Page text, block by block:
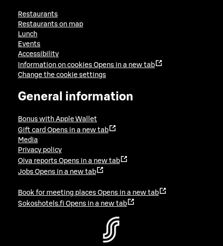
Restaurants
Restaurants on map
Lunch
Events
Accessibility
Information on cookies Opens in a new tab
Change the cookie settings
General information
Bonus with Apple Wallet
Gift card Opens in a new tab
Media
Privacy policy
Oiva reports Opens in a new tab
Jobs Opens in a new tab
Book for meeting places Opens in a new tab
Sokoshotels.fi Opens in a new tab